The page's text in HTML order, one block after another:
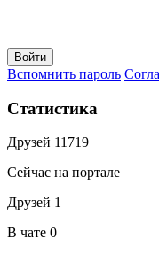
Вспомнить пароль
Статистика
Друзей 11719
Сейчас на портале
Друзей 1
В чате 0